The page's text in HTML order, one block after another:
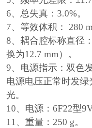
6、总失真：3.0%。
7、等效体积： 280
8、耦合腔标称直径
换为12.7 mm）。
9、电源指示：双色
电源电压正常时发
光。
10、电源：6F22型
11、重量：250 g。